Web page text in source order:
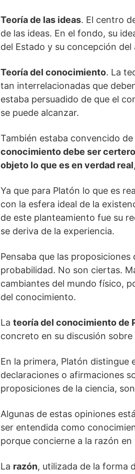
Teoría de las ideas. El centro
de las ideas. En el fondo, su
del Estado y su concepción
Teoría del conocimiento. La
tan interrelacionadas que
estaba persuadido de que el
se puede alcanzar.
También estaba convencido
conocimiento debe ser
objeto lo que es en verdad real
Ya que para Platón lo que es
con la esfera ideal de la
de este planteamiento fue su
se deriva de la experiencia.
Pensaba que las
probabilidad. No son ciertas.
cambiantes del mundo físico,
del conocimiento.
La teoría del conocimiento de
concreto en su discusión
En la primera, Platón
declaraciones o afirmaciones
proposiciones de la ciencia,
Algunas de estas opiniones
ser entendida como
porque concierne a la razón
La razón, utilizada de la forma